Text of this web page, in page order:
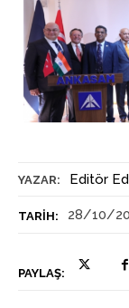
YAZAR: Editör
TARIH: 28/10/
PAYLAŞ: